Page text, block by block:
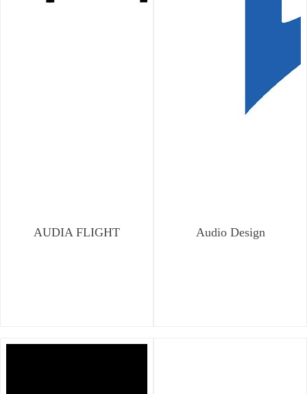
AUDIA FLIGHT Audio Design